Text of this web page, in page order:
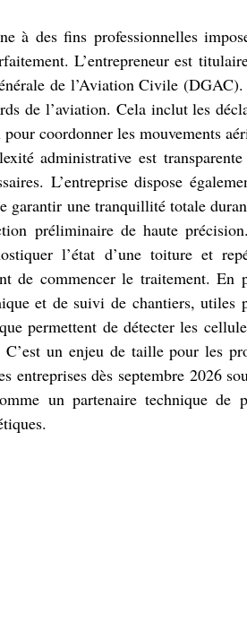
à des fins professionnelles
L’entrepreneur est
de l’Aviation Civile
de l’aviation. Cela inclut les
coordonner les mouvements
administrative est
L’entreprise dispose
garantir une tranquillité totale
préliminaire de haute
l’état d’une toiture et
de commencer le traitement. En
et de suivi de chantiers, utiles
permettent de détecter les
C’est un enjeu de taille pour les
entreprises dès septembre 2026
un partenaire technique de